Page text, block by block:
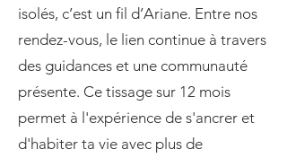
isolés, c’est un fil d’Ariane. Entre nos
rendez-vous, le lien continue à travers
des guidances et une communauté
présente. Ce tissage sur 12 mois
permet à l'expérience de s'ancrer et
d'habiter ta vie avec plus de